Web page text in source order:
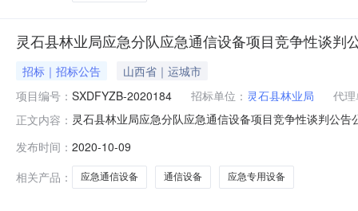
灵石县林业局应急分队应急通信设备项目竞争性谈判
招标｜招标公告
山西省｜运城市
项目编号： SXDFYZB-2020184 招标单位： 灵石县林业局
代
正文内容： 灵石县林业局应急分队应急通信设备项目竞争性谈判公
12日每日上午:8:30至11:30下午:14:30至17:30（北京时
发布时间： 2020-10-09
相关产品：
应急通信设备 通信设备 应急专用设备